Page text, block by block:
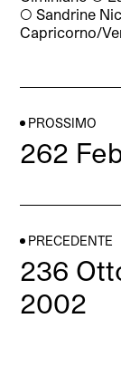
◯Sandrine
Capricorno/
PROSSIMO
262
PRECEDENTE
236
2002